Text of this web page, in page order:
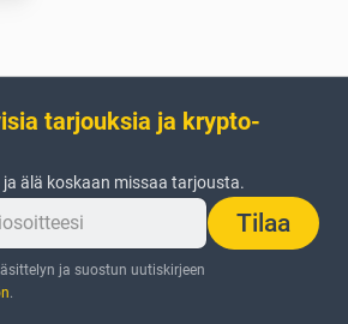
tarjouksia ja krypto-
älä koskaan missaa tarjousta.
Tilaa
ja suostun uutiskirjeen
.